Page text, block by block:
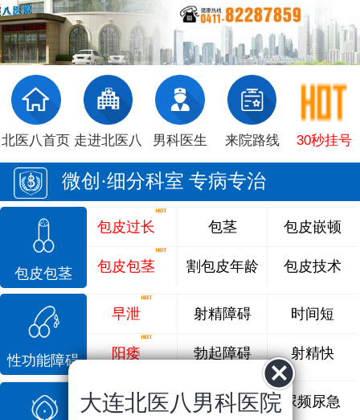
北医八首页 走进北医八 男科医生 来院路线 30秒挂号
微创·细分科室 专病专治
包皮包茎
包皮过长
包皮包茎
包茎
割包皮年龄
包皮嵌顿
包皮技术
性功能障碍
早泄
阳痿
射精障碍
勃起障碍
时间短
射精快
前列腺炎 前列腺痛 尿频尿急
大连北医八男科医院